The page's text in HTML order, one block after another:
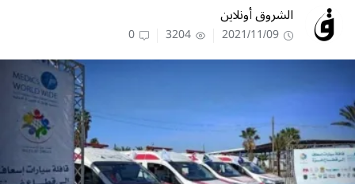
الشروق أونلاين
2021/11/09
3204
0